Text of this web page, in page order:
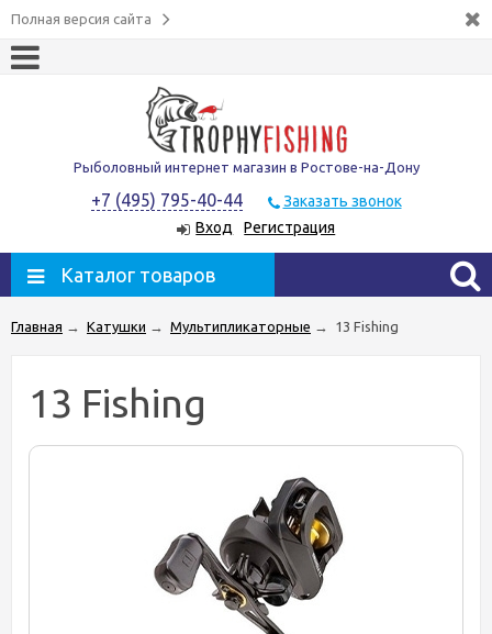
Полная версия сайта
Рыболовный интернет магазин в Ростове-на-Дону
+7 (495) 795-40-44
Заказать звонок
Вход
Регистрация
Каталог товаров
Главная → Катушки → Мультипликаторные → 13 Fishing
13 Fishing